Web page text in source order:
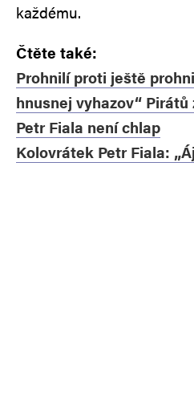
každému.
Čtěte také:
Prohnilí proti ještě
hnusnej vyhazov“ Pirátů
Petr Fiala není chlap
Kolovrátek Petr Fiala: